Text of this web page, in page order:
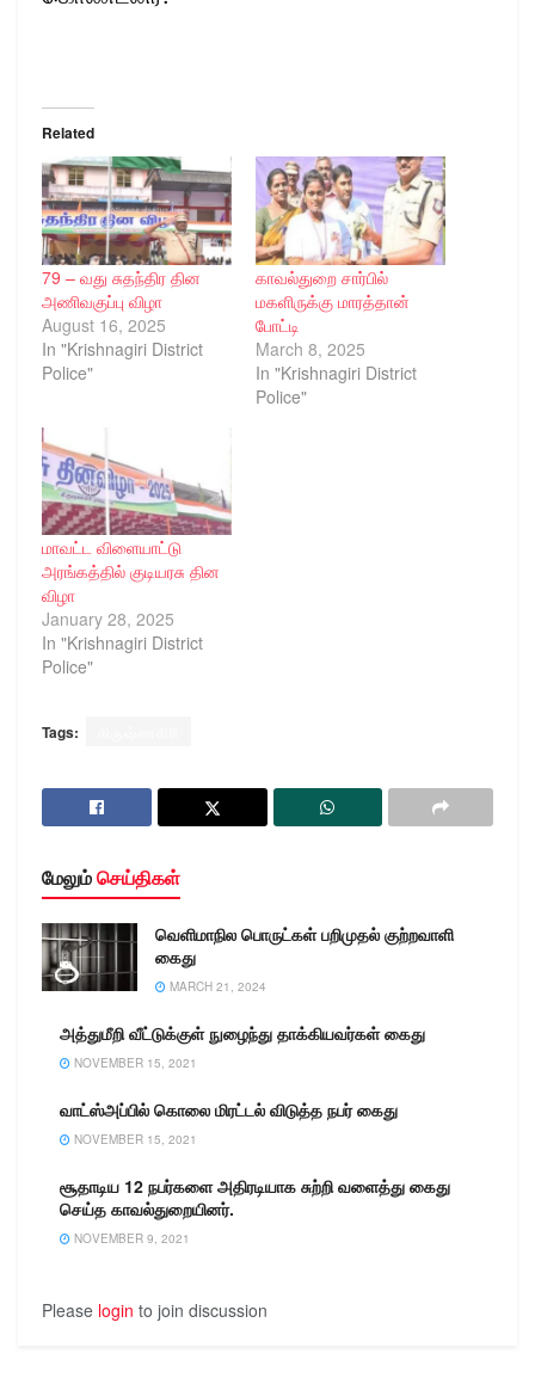
Related
79 – வது சுதந்திர தின
அணிவகுப்பு விழா
August 16, 2025
In "Krishnagiri District
Police"
காவல்துறை சார்பில்
மகளிருக்கு மாரத்தான்
போட்டி
March 8, 2025
In "Krishnagiri District
Police"
மாவட்ட விளையாட்டு
அரங்கத்தில் குடியரசு தின
விழா
January 28, 2025
In "Krishnagiri District
Police"
Tags:
மேலும்செய்திகள்
வெளிமாநில பொருட்கள் பறிமுதல் குற்றவாளி
கைது
MARCH 21, 2024
அத்துமீறி வீட்டுக்குள் நுழைந்து தாக்கியவர்கள் கைது
NOVEMBER 15, 2021
வாட்ஸ்அப்பில் கொலை மிரட்டல் விடுத்த நபர் கைது
NOVEMBER 15, 2021
சூதாடிய 12 நபர்களை அதிரடியாக சுற்றி வளைத்து கைது
செய்த காவல்துறையினர்.
NOVEMBER 9, 2021
Please login to join discussion